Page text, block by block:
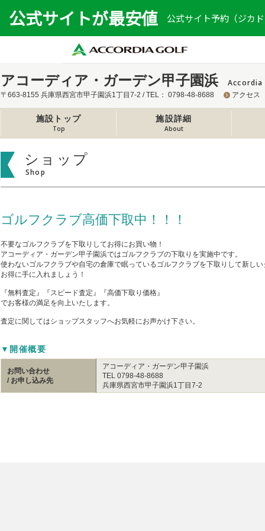
公式サイトが最安値 公式サイト予約（ジカ
アコーディア・ガーデン甲子園浜 Accordia
〒663-8155 兵庫県西宮市甲子園浜1丁目7-2 / TEL： 0798-48-8688 アクセス
施設トップ
Top
施設詳細
About
ショップ
Shop
ゴルフクラブ高価下取中！！！
不要なゴルフクラブを下取りしてお得にお買い物！
アコーディア・ガーデン甲子園浜ではゴルフクラブの下取りを実施中です。
使わないゴルフクラブや自宅の倉庫で眠っているゴルフクラブを下取りして新しい
お得に手に入れましょう！
『無料査定』『スピード査定』『高価下取り価格』
でお客様の満足を向上いたします。
査定に関してはショップスタッフへお気軽にお声かけ下さい。
▼開催概要
お問い合わせ
/ お申し込み先
アコーディア・ガーデン甲子園浜
TEL 0798-48-8688
兵庫県西宮市甲子園浜1丁目7-2